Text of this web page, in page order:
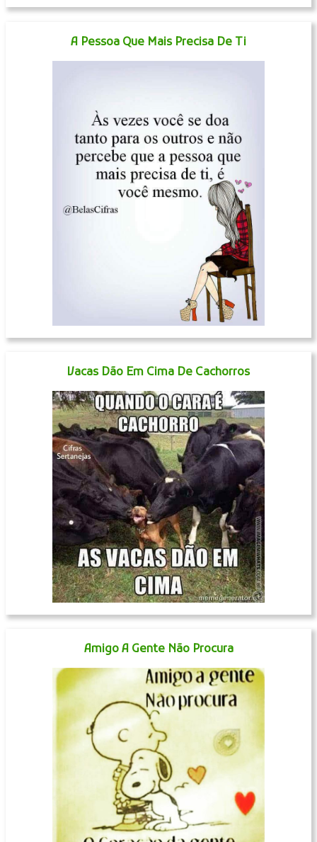
A Pessoa Que Mais Precisa De Ti
Vacas Dão Em Cima De Cachorros
Amigo A Gente Não Procura